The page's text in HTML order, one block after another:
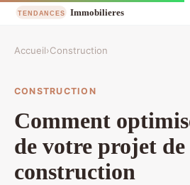
Accueil›Construction
CONSTRUCTION
Comment
de votre projet de
construction